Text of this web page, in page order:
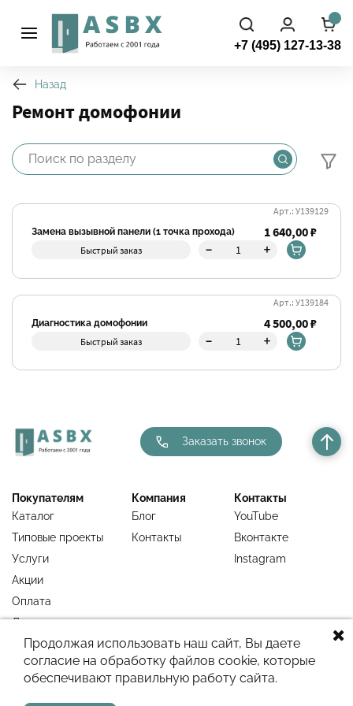
+7 (495) 127-13-38
Назад
Ремонт домофонии
Замена вызывной панели (1 точка прохода)
Арт.: У139129
1 640,00 ₽
Быстрый заказ - +
Диагностика домофонии
Арт.: У139184
4 500,00 ₽
Быстрый заказ - +
Фильтры
Покупателям
Каталог
Типовые проекты
Услуги
Акции
Оплата
Доставка
Гарантия
Недавно
просмотренное
Компания
Блог
Контакты
Контакты
YouTube
Вконтакте
Instagram
Заказать звонок
Продолжая использовать наш сайт, Вы даете
согласие на обработку файлов cookie, которые
обеспечивают правильную работу сайта.